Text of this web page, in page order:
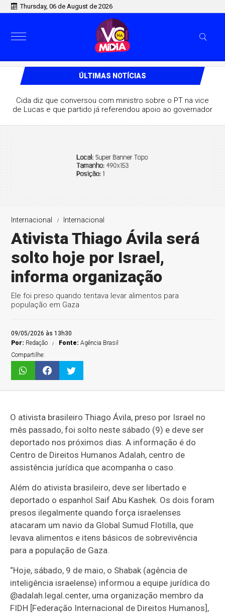
Thursday, 06 de August de 2026
ÚLTIMAS NOTÍCIAS
Cida diz que conversou com ministro sobre o PT na vice
de Lucas e que partido já referendou apoio ao governador
Internacional Internacional
Ativista Thiago Ávila será
solto hoje por Israel,
informa organização
Ele foi preso quando tentava levar alimentos para
população em Gaza
09/05/2026 às 13h30
Por: Redação Fonte:Agência Brasil
Compartilhe:
O ativista brasileiro Thiago Ávila, preso por Israel no
mês passado, foi solto neste sábado (9) e deve ser
deportado nos próximos dias. A informação é do
Centro de Direitos Humanos Adalah, centro de
assistência jurídica que acompanha o caso.
Além do ativista brasileiro, deve ser libertado e
deportado o espanhol Saif Abu Kashek. Os dois foram
presos ilegalmente quando força israelenses
atacaram um navio da Global Sumud Flotilla, que
levava alimentos e itens básicos de sobrevivência
para a população de Gaza.
“Hoje, sábado, 9 de maio, o Shabak (agência de
inteligência israelense) informou a equipe jurídica do
@adalah.legal.center, uma organização membro da
FIDH [Federação Internacional de Direitos Humanos],